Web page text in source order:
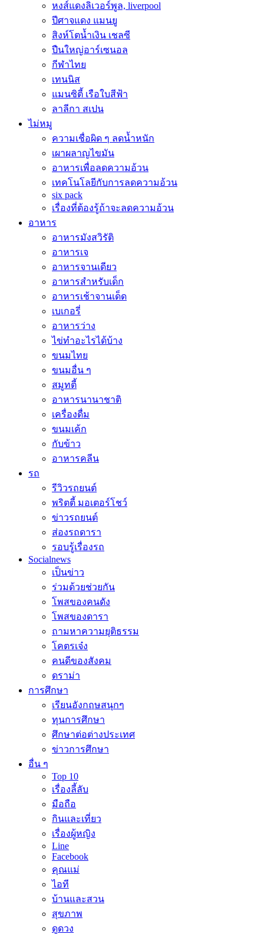
หงส์แดงลิเวอร์พูล, liverpool
ปีศาจแดง แมนยู
สิงห์โตน้ำเงิน เชลซี
ปืนใหญ่อาร์เซนอล
กีฬาไทย
เทนนิส
แมนซิตี้ เรือใบสีฟ้า
ลาลีกา สเปน
ไม่หมู
ความเชื่อผิด ๆ ลดน้ำหนัก
เผาผลาญไขมัน
อาหารเพื่อลดความอ้วน
เทคโนโลยีกับการลดความอ้วน
six pack
เรื่องที่ต้องรู้ถ้าจะลดความอ้วน
อาหาร
อาหารมังสวิรัติ
อาหารเจ
อาหารจานเดียว
อาหารสำหรับเด็ก
อาหารเช้าจานเด็ด
เบเกอรี่
อาหารว่าง
ไข่ทำอะไรได้บ้าง
ขนมไทย
ขนมอื่น ๆ
สมูทตี้
อาหารนานาชาติ
เครื่องดื่ม
ขนมเค้ก
กับข้าว
อาหารคลีน
รถ
รีวิวรถยนต์
พริตตี้ มอเตอร์โชว์
ข่าวรถยนต์
ส่องรถดารา
รอบรู้เรื่องรถ
Socialnews
เป็นข่าว
ร่วมด้วยช่วยกัน
โพสของคนดัง
โพสของดารา
ถามหาความยุติธรรม
โคตรเจ๋ง
คนดีของสังคม
ดราม่า
การศึกษา
เรียนอังกฤษสนุกๆ
ทุนการศึกษา
ศึกษาต่อต่างประเทศ
ข่าวการศึกษา
อื่น ๆ
Top 10
เรื่องลี้ลับ
มือถือ
กินและเที่ยว
เรื่องผู้หญิง
Line
Facebook
คุณแม่
ไอที
บ้านและสวน
สุขภาพ
ดูดวง